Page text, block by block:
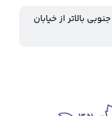
بالاتر از خیابان